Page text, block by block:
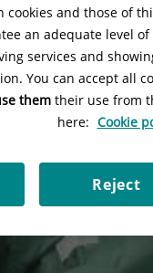
cookies and those of
an adequate level
services and
You can accept all
them their use from
here: Cookie
Reject